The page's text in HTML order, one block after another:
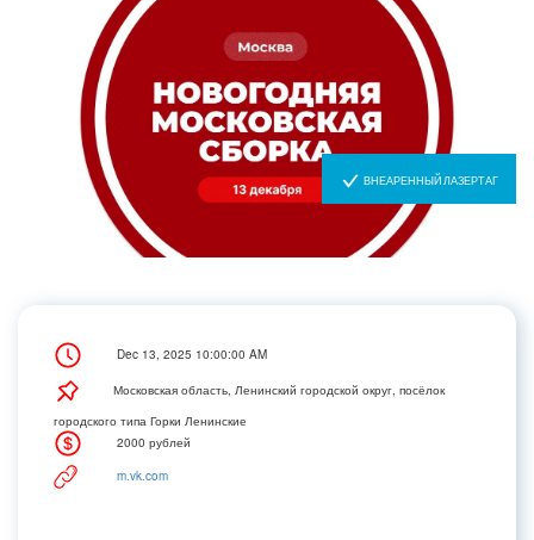
ВНЕАРЕННЫЙ ЛАЗЕРТАГ
Dec 13, 2025 10:00:00 AM
Московская область, Ленинский городской округ, посёлок
городского типа Горки Ленинские
2000 рублей
m.vk.com